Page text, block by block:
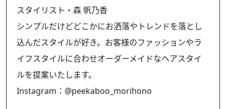
スタイリスト・森 帆乃香
シンプルだけどどこかにお洒落やトレンドを落とし
込んだスタイルが好き。お客様のファッションやラ
イフスタイルに合わせオーダーメイドなヘアスタイ
ルを提案いたします。
Instagram： @peekaboo_morihono